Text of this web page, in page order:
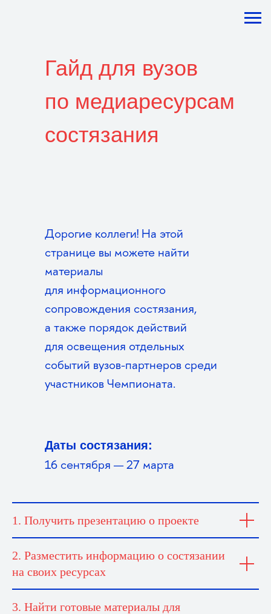
Гайд для вузов
по медиаресурсам
состязания
Дорогие коллеги! На этой
странице вы можете найти
материалы
для информационного
сопровождения состязания,
а также порядок действий
для освещения отдельных
событий вузов-партнеров среди
участников Чемпионата.
Даты состязания:
16 сентября — 27 марта
1. Получить презентацию о проекте
2. Разместить информацию о состязании
на своих ресурсах
3. Найти готовые материалы для